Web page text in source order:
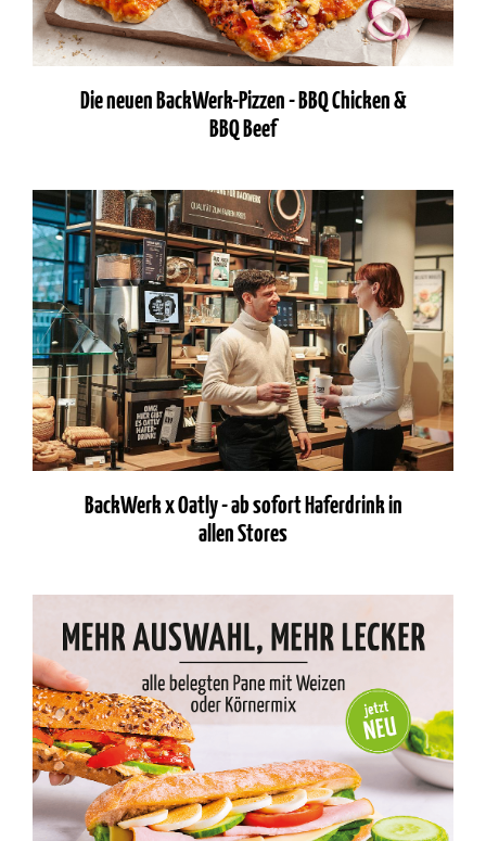
Die neuen BackWerk-Pizzen - BBQ Chicken &
BBQ Beef
BackWerk x Oatly - ab sofort Haferdrink in
allen Stores